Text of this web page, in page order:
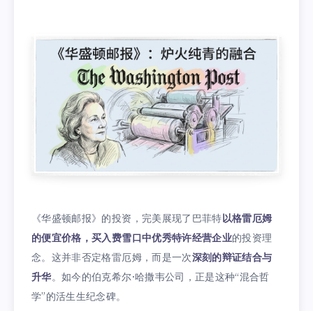
《华盛顿邮报》的投资，完美展现了巴菲特以格雷厄姆
的便宜价格，买入费雪口中优秀特许经营企业的投资理
念。这并非否定格雷厄姆，而是一次深刻的辩证结合与
升华。如今的伯克希尔·哈撒韦公司，正是这种“混合哲
学”的活生生纪念碑。